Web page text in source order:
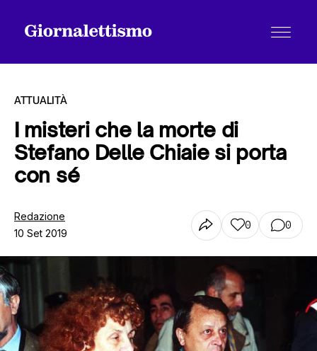
Tutti gli articoli
Chi siamo
Contatti
ATTUALITÀ
I misteri che la morte di
Stefano Delle Chiaie si porta
con sé
Redazione
10 Set 2019
0 0